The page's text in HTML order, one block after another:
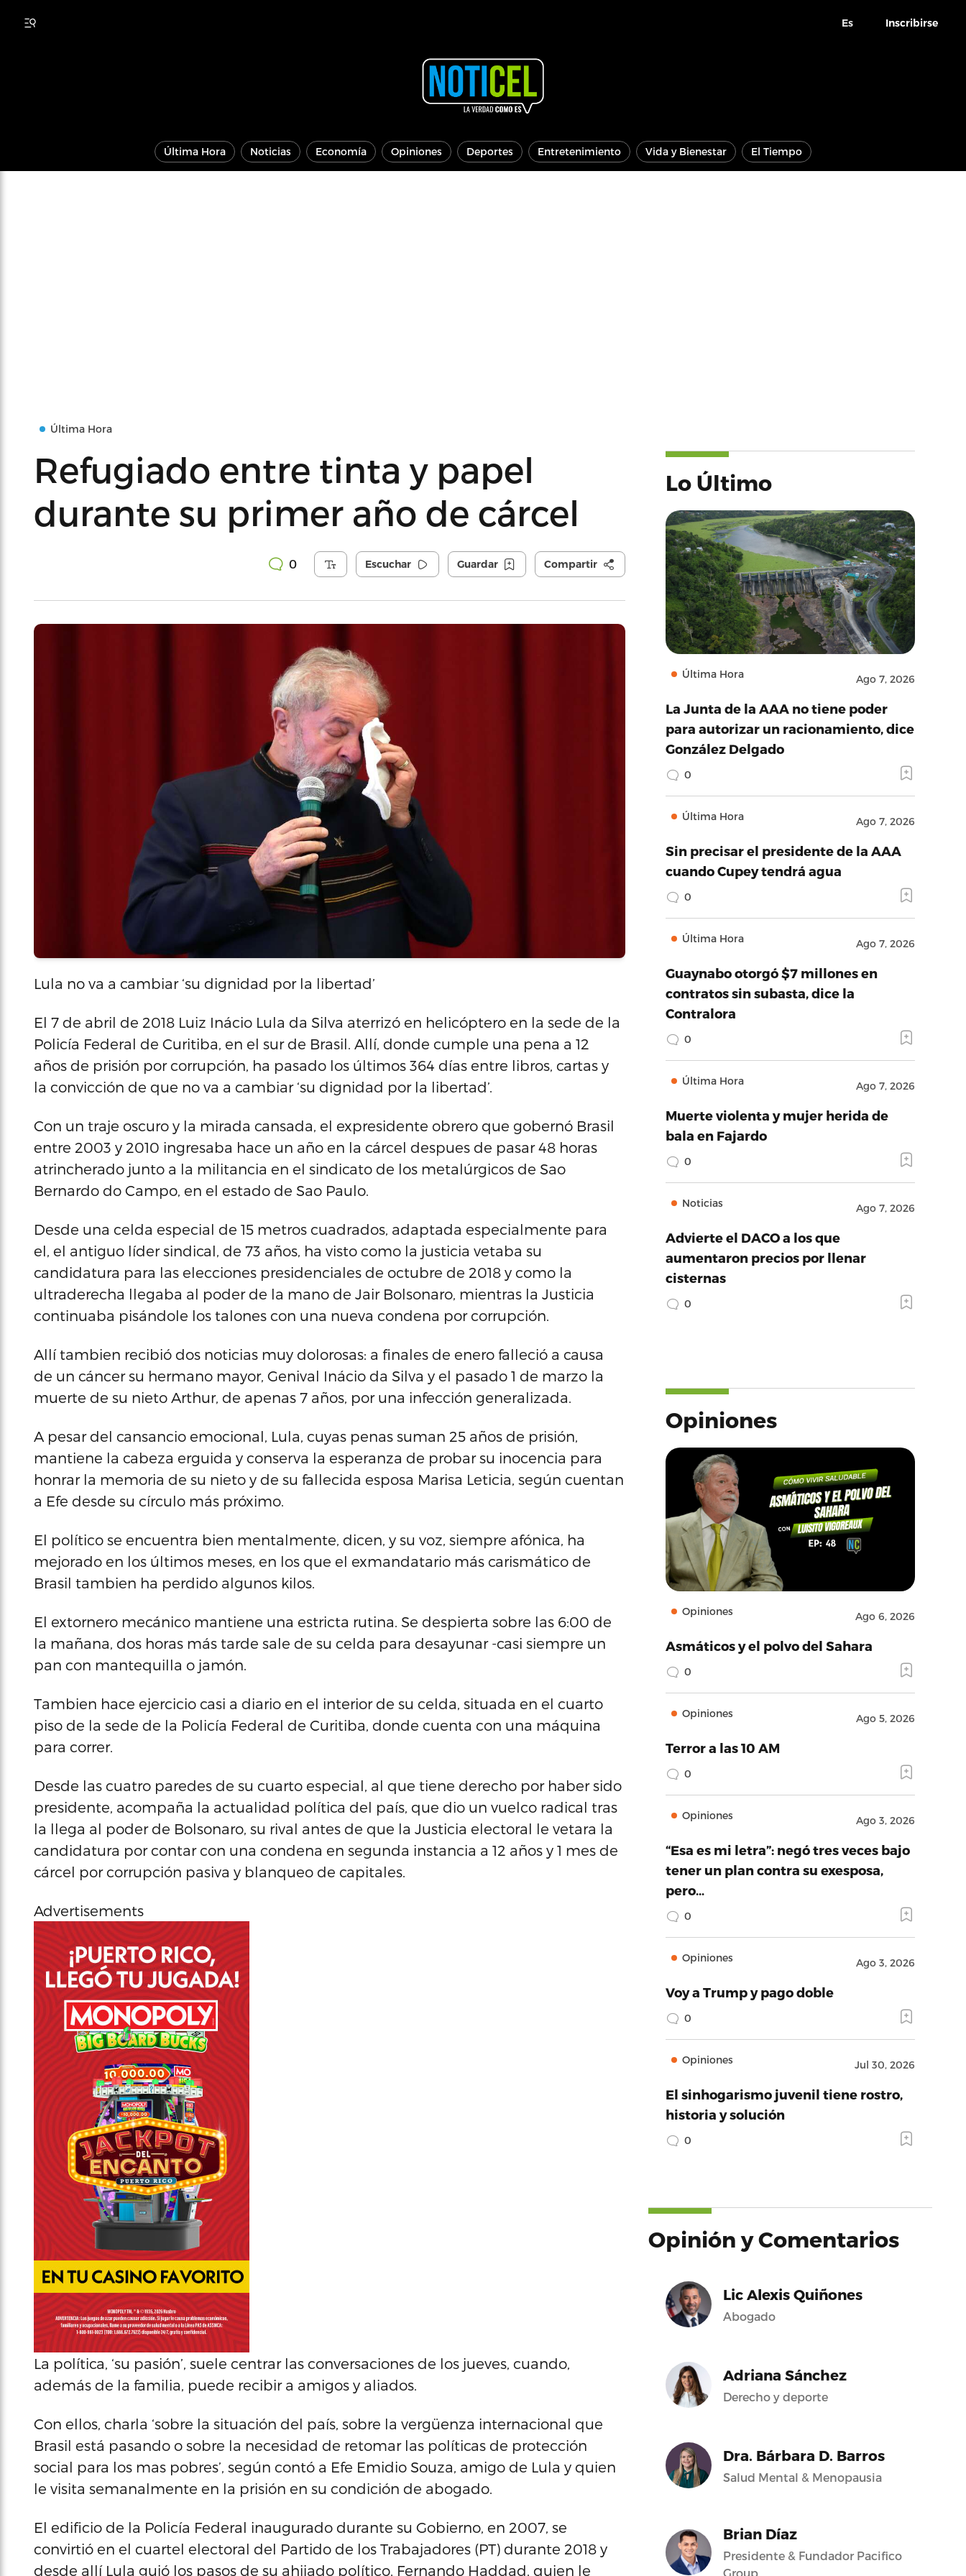
Es Inscribirse
Última Hora Noticias Economía Opiniones Deportes Entretenimiento Vida y Bienestar El Tiempo
Última Hora
Refugiado entre tinta y papel
durante su primer año de cárcel
0 Escuchar Guardar Compartir
Lula no va a cambiar ‘su dignidad por la libertad’
El 7 de abril de 2018 Luiz Inácio Lula da Silva aterrizó en helicóptero en la sede de la
Policía Federal de Curitiba, en el sur de Brasil. Allí, donde cumple una pena a 12
años de prisión por corrupción, ha pasado los últimos 364 días entre libros, cartas y
la convicción de que no va a cambiar ‘su dignidad por la libertad’.
Con un traje oscuro y la mirada cansada, el expresidente obrero que gobernó Brasil
entre 2003 y 2010 ingresaba hace un año en la cárcel despues de pasar 48 horas
atrincherado junto a la militancia en el sindicato de los metalúrgicos de Sao
Bernardo do Campo, en el estado de Sao Paulo.
Desde una celda especial de 15 metros cuadrados, adaptada especialmente para
el, el antiguo líder sindical, de 73 años, ha visto como la justicia vetaba su
candidatura para las elecciones presidenciales de octubre de 2018 y como la
ultraderecha llegaba al poder de la mano de Jair Bolsonaro, mientras la Justicia
continuaba pisándole los talones con una nueva condena por corrupción.
Allí tambien recibió dos noticias muy dolorosas: a finales de enero falleció a causa
de un cáncer su hermano mayor, Genival Inácio da Silva y el pasado 1 de marzo la
muerte de su nieto Arthur, de apenas 7 años, por una infección generalizada.
A pesar del cansancio emocional, Lula, cuyas penas suman 25 años de prisión,
mantiene la cabeza erguida y conserva la esperanza de probar su inocencia para
honrar la memoria de su nieto y de su fallecida esposa Marisa Leticia, según cuentan
a Efe desde su círculo más próximo.
El político se encuentra bien mentalmente, dicen, y su voz, siempre afónica, ha
mejorado en los últimos meses, en los que el exmandatario más carismático de
Brasil tambien ha perdido algunos kilos.
El extornero mecánico mantiene una estricta rutina. Se despierta sobre las 6:00 de
la mañana, dos horas más tarde sale de su celda para desayunar -casi siempre un
pan con mantequilla o jamón.
Tambien hace ejercicio casi a diario en el interior de su celda, situada en el cuarto
piso de la sede de la Policía Federal de Curitiba, donde cuenta con una máquina
para correr.
Desde las cuatro paredes de su cuarto especial, al que tiene derecho por haber sido
presidente, acompaña la actualidad política del país, que dio un vuelco radical tras
la llega al poder de Bolsonaro, su rival antes de que la Justicia electoral le vetara la
candidatura por contar con una condena en segunda instancia a 12 años y 1 mes de
cárcel por corrupción pasiva y blanqueo de capitales.
Advertisements
La política, ‘su pasión’, suele centrar las conversaciones de los jueves, cuando,
además de la familia, puede recibir a amigos y aliados.
Con ellos, charla ‘sobre la situación del país, sobre la vergüenza internacional que
Brasil está pasando o sobre la necesidad de retomar las políticas de protección
social para los mas pobres’, según contó a Efe Emidio Souza, amigo de Lula y quien
le visita semanalmente en la prisión en su condición de abogado.
El edificio de la Policía Federal inaugurado durante su Gobierno, en 2007, se
convirtió en el cuartel electoral del Partido de los Trabajadores (PT) durante 2018 y
desde allí Lula guió los pasos de su ahijado político, Fernando Haddad, quien le
Lo Último
Última Hora Ago 7, 2026
La Junta de la AAA no tiene poder
para autorizar un racionamiento, dice
González Delgado
0
Última Hora Ago 7, 2026
Sin precisar el presidente de la AAA
cuando Cupey tendrá agua
0
Última Hora Ago 7, 2026
Guaynabo otorgó $7 millones en
contratos sin subasta, dice la
Contralora
0
Última Hora Ago 7, 2026
Muerte violenta y mujer herida de
bala en Fajardo
0
Noticias Ago 7, 2026
Advierte el DACO a los que
aumentaron precios por llenar
cisternas
0
Opiniones
Opiniones Ago 6, 2026
Asmáticos y el polvo del Sahara
0
Opiniones Ago 5, 2026
Terror a las 10 AM
0
Opiniones Ago 3, 2026
“Esa es mi letra”: negó tres veces bajo
tener un plan contra su exesposa,
pero…
0
Opiniones Ago 3, 2026
Voy a Trump y pago doble
0
Opiniones Jul 30, 2026
El sinhogarismo juvenil tiene rostro,
historia y solución
0
Opinión y Comentarios
Lic Alexis Quiñones
Abogado
Adriana Sánchez
Derecho y deporte
Dra. Bárbara D. Barros
Salud Mental & Menopausia
Brian Díaz
Presidente & Fundador Pacifico
Group